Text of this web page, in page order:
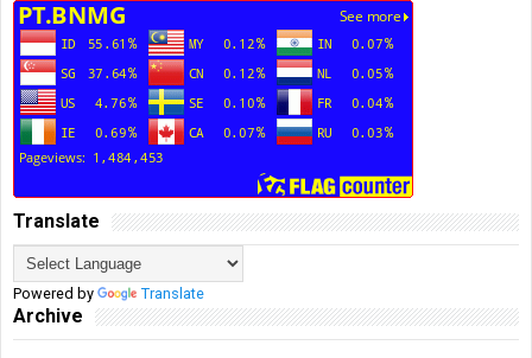
Translate
Powered by Translate
Archive